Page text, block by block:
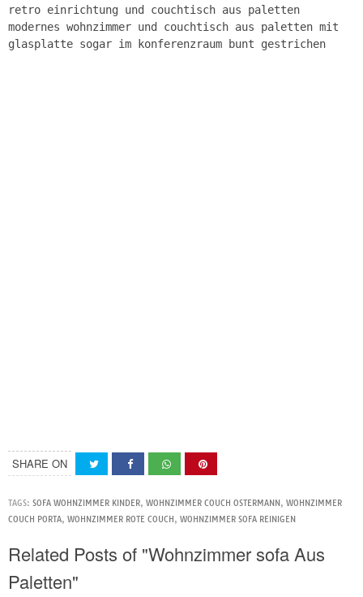
retro einrichtung und couchtisch aus paletten
modernes wohnzimmer und couchtisch aus paletten mit
glasplatte sogar im konferenzraum bunt gestrichen
SHARE ON
TAGS: SOFA WOHNZIMMER KINDER, WOHNZIMMER COUCH OSTERMANN, WOHNZIMMER
COUCH PORTA, WOHNZIMMER ROTE COUCH, WOHNZIMMER SOFA REINIGEN
Related Posts of "Wohnzimmer sofa Aus
Paletten"